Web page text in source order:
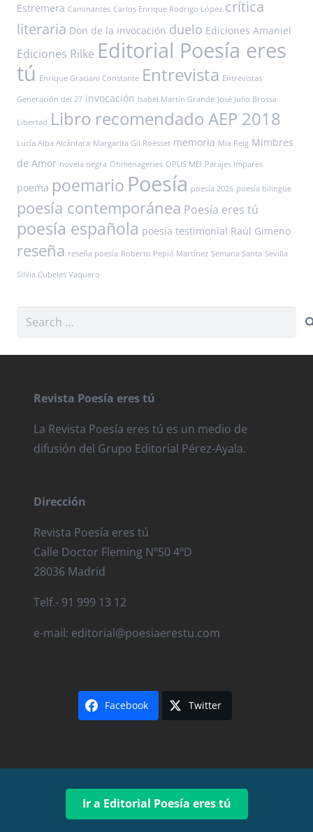
Estremera Caminantes Carlos Enrique Rodrigo López crítica
literaria Don de la invocación duelo Ediciones Amaniel
Ediciones Rilke Editorial Poesía eres
tú Enrique Graciani Constante Entrevista Entrevistas
Generación del 27 invocación Isabel Martín Grande José Julio Brossa
Libertad Libro recomendado AEP 2018
Lucía Alba Alcántara Margarita Gil Roësset memoria Mia Reig Mimbres
de Amor novela negra Ohmenageries OPUS MEI Parajes Impares
poema poemario Poesía poesía 2026 poesía bilingüe
poesía contemporánea Poesía eres tú
poesía española poesía testimonial Raúl Gimeno
reseña reseña poesía Roberto Pepió Martínez Semana Santa Sevilla
Silvia Cubeles Vaquero
Search
Revista Poesía eres tú
La Revista Poesía eres tú es un medio de
difusión del Grupo Editorial Pérez-Ayala.
Dirección
Revista Poesía eres tú
Calle Doctor Fleming Nº50 4ºD
28036 Madrid
Telf.- 91 999 13 12
e-mail: editorial@poesiaerestu.com
Facebook Twitter
Ir a Editorial Poesía eres tú